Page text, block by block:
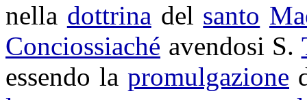
nella dottrina del santo
Conciossiaché avendosi S.
essendo lapromulgazione